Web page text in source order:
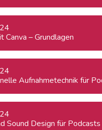
Canva – Grundlagen
Aufnahmetechnik für
Sound Design für Podcasts